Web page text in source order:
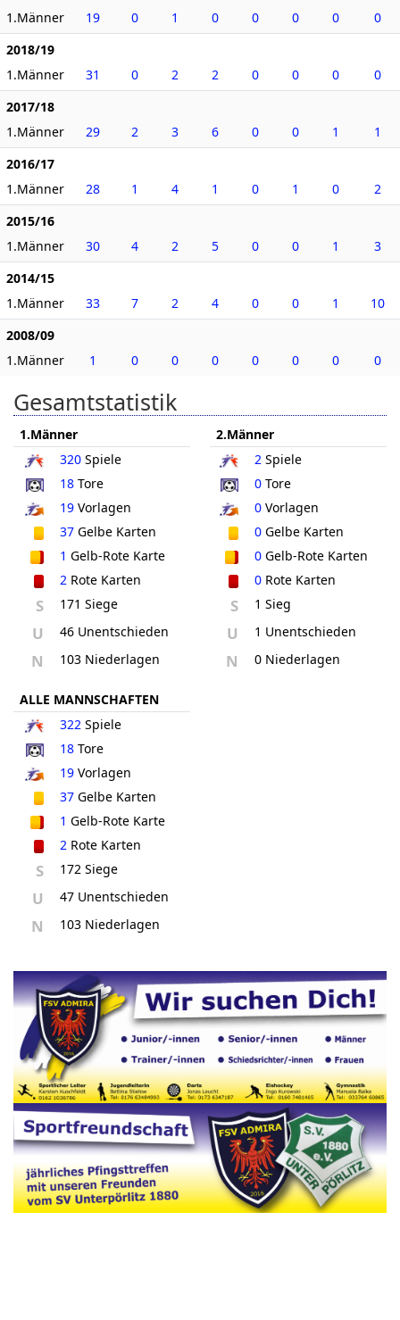
1.Männer
19 0 1 0 0 0 0
0
2018/19
1.Männer
31 0 2 2 0 0 0
0
2017/18
1.Männer
29 2 3 6 0 0 1
1
2016/17
1.Männer
28 1 4 1 0 1 0
2
2015/16
1.Männer
30 4 2 5 0 0 1
3
2014/15
1.Männer
33 7 2 4 0 0 1
10
2008/09
1.Männer
1 0 0 0 0 0 0 0
Gesamtstatistik
1.Männer
320 Spiele
18 Tore
19 Vorlagen
37 Gelbe Karten
1 Gelb-Rote Karte
2 Rote Karten
S 171 Siege
U 46 Unentschieden
N 103 Niederlagen
2.Männer
2Spiele
0Tore
0Vorlagen
0Gelbe Karten
0Gelb-Rote Karten
0Rote Karten
S 1 Sieg
U 1 Unentschieden
N 0 Niederlagen
ALLE MANNSCHAFTEN
322 Spiele
18 Tore
19 Vorlagen
37 Gelbe Karten
1 Gelb-Rote Karte
2 Rote Karten
S 172 Siege
U 47 Unentschieden
N 103 Niederlagen